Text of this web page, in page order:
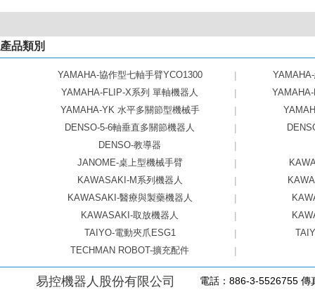
產品類別
YAMAHA-協作型七軸手臂YCO1300 |
YAMAHA-FLIP-X系列 單軸機器人
|
YAMAHA-YK 水平多關節型機械手
|
DENSO-5-6軸垂直多關節機器人
|
DENSO-教導器
|
JANOME-桌上型機械手臂
|
KAWASAKI-M系列機器人
|
KAWASAKI-醫療與製藥機器人
|
KAWASAKI-取放機器人
|
TAIYO-電動夾爪ESG1
|
TECHMAN ROBOT-擴充配件
|
易控機器人股份有限公司 電話：886-3-5526755